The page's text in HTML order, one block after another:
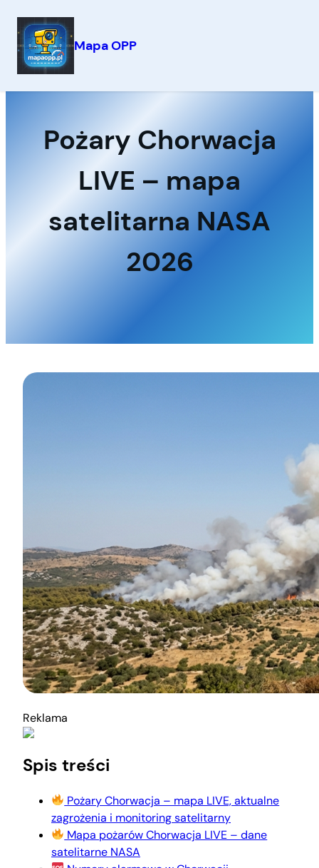
Przejdź
Mapa OPP
Pożary Chorwacja
LIVE – mapa
satelitarna NASA
2026
Reklama
Spis treści
Pożary Chorwacja – mapa LIVE, aktualne
zagrożenia i monitoring satelitarny
Mapa pożarów Chorwacja LIVE – dane
satelitarne NASA